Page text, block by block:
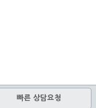
빠른 상담요청